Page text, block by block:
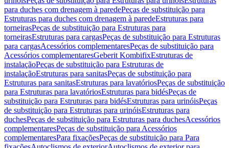
para duches com drenagem à paredePeças de substituição para
Estruturas para duches com drenagem à paredeEstruturas para
torneirasPeças de substituição para Estruturas para
torneirasEstruturas para cargasPeças de substituição para Estruturas
para cargasAcessórios complementaresPeças de substituição para
Acessórios complementaresGeberit KombifixEstruturas de
instalaçãoPeças de substituição para Estruturas de
instalaçãoEstruturas para sanitasPeças de substituição para
Estruturas para sanitasEstruturas para lavatóriosPeças de substituição
para Estruturas para lavatóriosEstruturas para bidésPeças de
substituição para Estruturas para bidésEstruturas para urinóisPeças
de substituição para Estruturas para urinóisEstruturas para
duchesPeças de substituição para Estruturas para duchesAcessórios
complementaresPeças de substituição para Acessórios
complementaresPara fixaçõesPeças de substituição para Para